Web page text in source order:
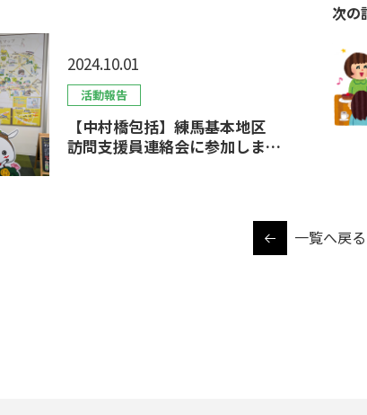
2024.10.01
活動報告
【中村橋包括】練馬基本地区
訪問支援員連絡会に参加しまし
次の
一覧へ戻る